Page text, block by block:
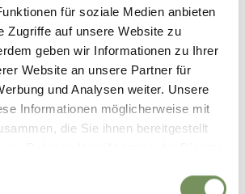
für soziale Medien anbieten
Zugriffe auf unsere Website zu
geben wir Informationen zu Ihrer
Website an unsere Partner für
und Analysen weiter. Unsere
Informationen möglicherweise mit
die Sie ihnen bereitgestellt